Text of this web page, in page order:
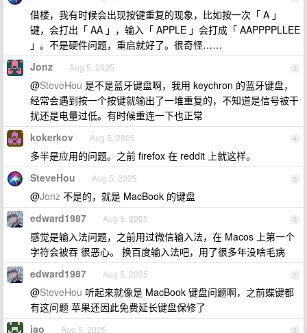
借楼，我有时候会出现按键重复的现象，比如按一次「 A 」
键，会打出「 AA 」，输入「 APPLE 」会打成「 AAPPPPLLEE
」。不是硬件问题，重启就好了。很奇怪……
3
Jonz Aug 5, 2025
@SteveHou 是不是蓝牙键盘啊，我用 keychron 的蓝牙键盘，
经常会遇到按一个按键就输出了一堆重复的，不知道是信号被干
扰还是电量过低。有时候重连一下也正常
4
kokerkov Aug 5, 2025
多半是应用的问题。之前 firefox 在 reddit 上就这样。
5
SteveHou Aug 5, 2025
@Jonz 不是的，就是 MacBook 的键盘
6
edward1987 Aug 5, 2025
感觉是输入法问题，之前用过微信输入法，在 Macos 上第一个
字符会被吞 很恶心。 换百度输入法吧，用了很多年没啥毛病
7
edward1987 Aug 5, 2025
@SteveHou 听起来就像是 MacBook 键盘问题啊，之前蝶键都
有这问题 苹果还因此免费延长键盘保修了
8
iao Aug 5, 2025